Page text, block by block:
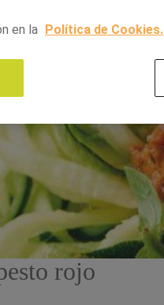
rojo
en la Política de Cookies.